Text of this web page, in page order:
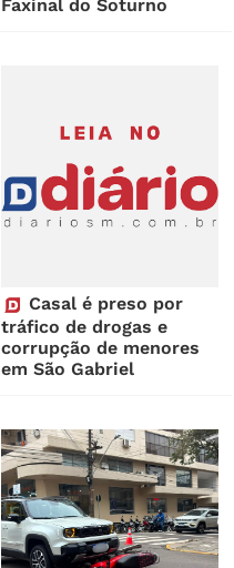
Faxinal do Soturno
Casal é preso por
tráfico de drogas e
corrupção de menores
em São Gabriel